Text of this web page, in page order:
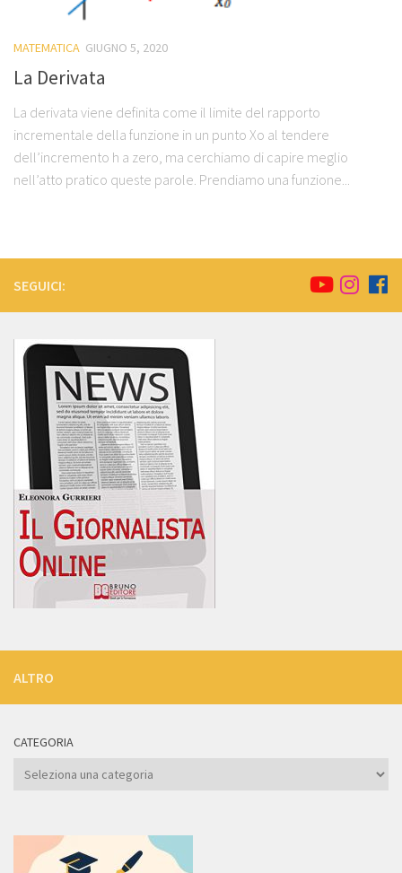
MATEMATICA GIUGNO 5, 2020
La Derivata
La derivata viene definita come il limite del rapporto
incrementale della funzione in un punto Xo al tendere
dell’incremento h a zero, ma cerchiamo di capire meglio
nell’atto pratico queste parole. Prendiamo una funzione...
SEGUICI:
ALTRO
CATEGORIA
Categoria